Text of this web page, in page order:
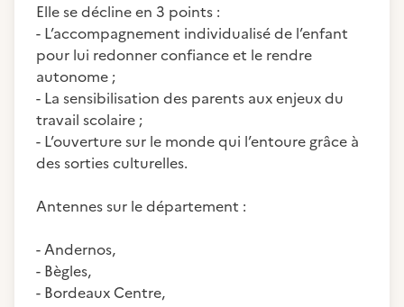
Elle se décline en 3 points :
- L’accompagnement individualisé de l’enfant
pour lui redonner confiance et le rendre
autonome ;
- La sensibilisation des parents aux enjeux du
travail scolaire ;
- L’ouverture sur le monde qui l’entoure grâce à
des sorties culturelles.
Antennes sur le département :
- Andernos,
- Bègles,
- Bordeaux Centre,